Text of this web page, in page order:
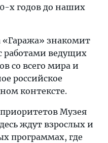
х годов до наших
знакомит
работами ведущих
со всего мира и
российское
контексте.
Музея
ждут взрослых и
программах, где